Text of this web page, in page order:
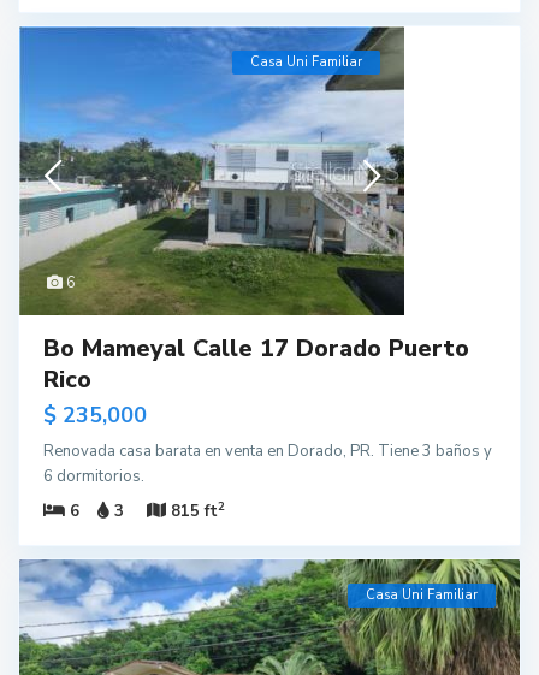
6
Casa Uni Familiar
Bo Mameyal Calle 17 Dorado Puerto
Rico
$ 235,000
Renovada casa barata en venta en Dorado, PR. Tiene 3 baños y
6 dormitorios.
6
3 815 ft2
Casa Uni Familiar